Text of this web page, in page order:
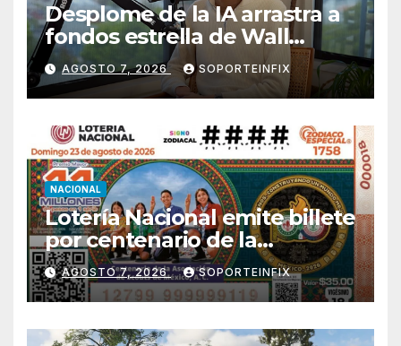
Desplome de la IA arrastra a
fondos estrella de Wall
Street
AGOSTO 7, 2026 SOPORTEINFIX
NACIONAL
Lotería Nacional emite billete
por centenario de la
Asociación de Scouts en
México
AGOSTO 7, 2026 SOPORTEINFIX